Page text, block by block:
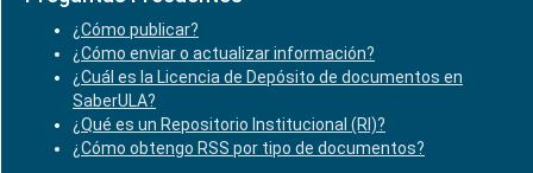
¿Cómo publicar?
¿Cómo enviar o actualizar información?
¿Cuál es la Licencia de Depósito de documentos en
SaberULA?
¿Qué es un Repositorio Institucional (RI)?
¿Cómo obtengo RSS por tipo de documentos?